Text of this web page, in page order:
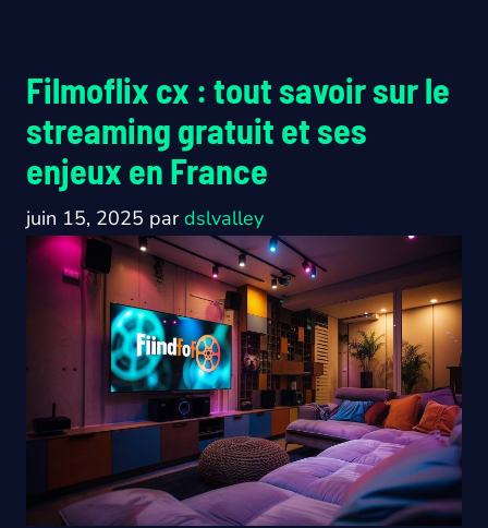
Filmoflix cx : tout savoir sur le
streaming gratuit et ses
enjeux en France
juin 15, 2025 pardslvalley